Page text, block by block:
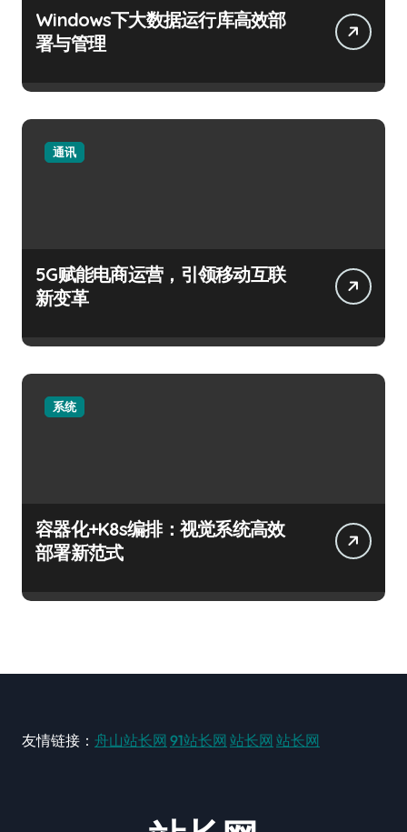
Windows下大数据运行库高效部
署与管理
通讯
5G赋能电商运营，引领移动互联
新变革
系统
容器化+K8s编排：视觉系统高效
部署新范式
友情链接： 舟山站长网 91站长网 站长网 站长网